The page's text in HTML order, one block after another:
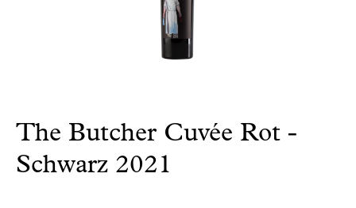
The Butcher Cuvée Rot -
Schwarz 2021